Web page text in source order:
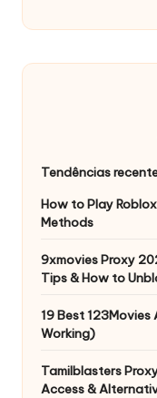
Tendências
How to Play
Methods
9xmovies Proxy
Tips & How to
19 Best
Working)
Tamilblasters
Access &